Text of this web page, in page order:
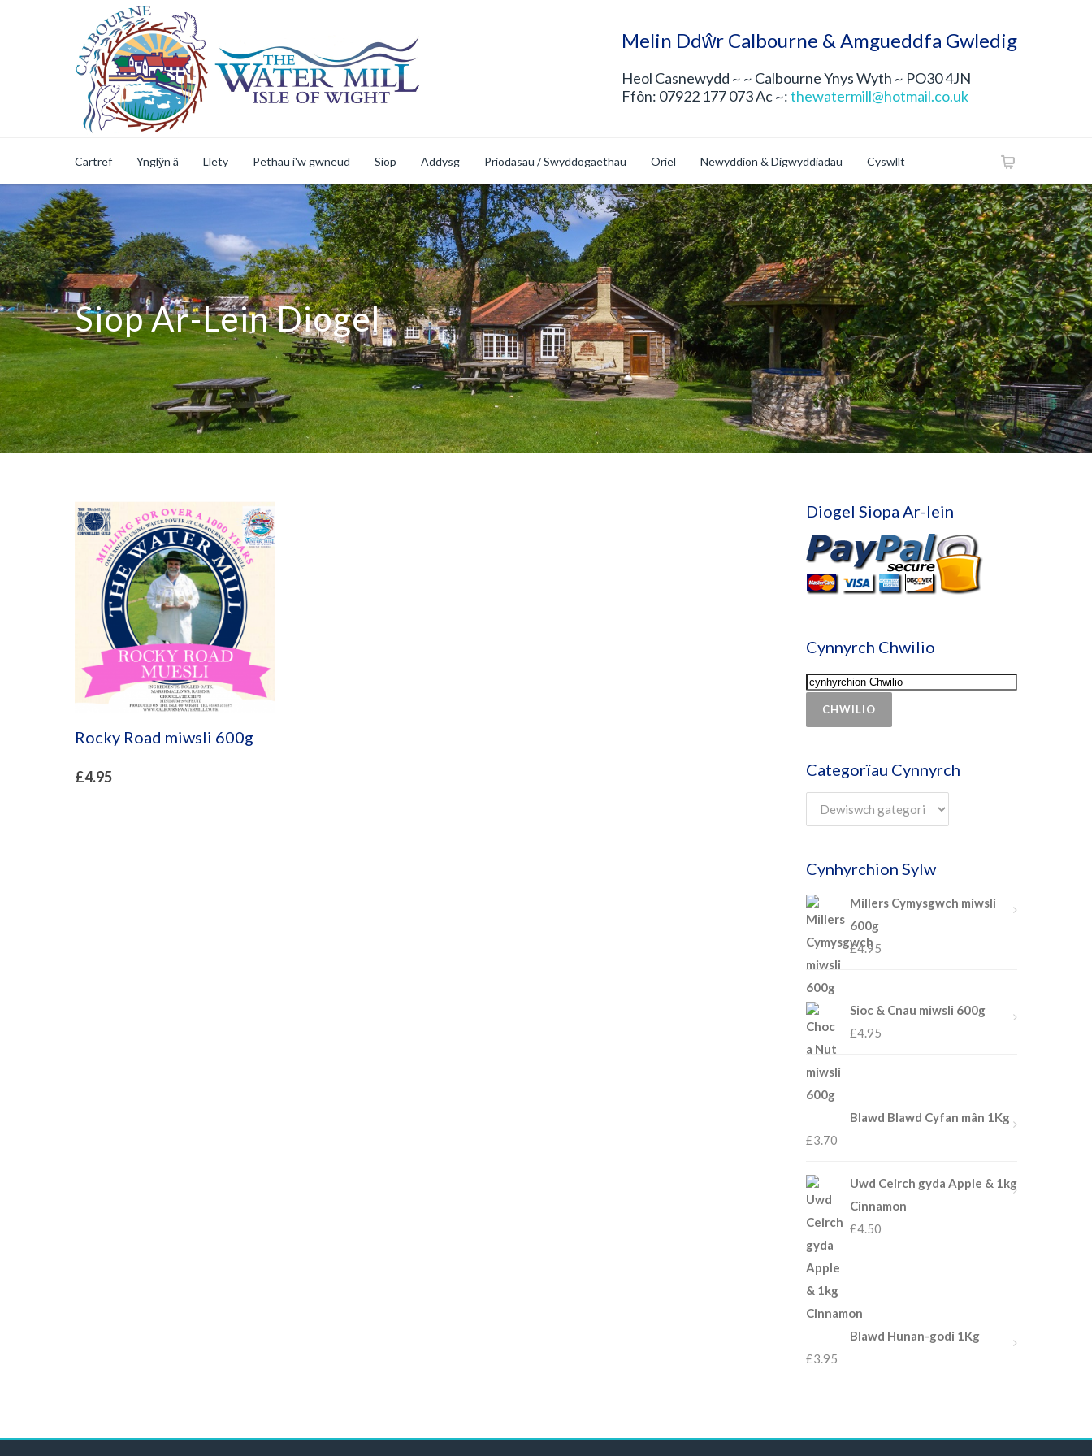
Melin Ddŵr Calbourne & Amgueddfa Gwledig
Heol Casnewydd ~ ~ Calbourne Ynys Wyth ~ PO30 4JN
Ffôn: 07922 177 073 Ac ~:thewatermill@hotmail.co.uk
Cartref Ynglŷn â Llety Pethau i'w gwneud Siop Addysg Priodasau / Swyddogaethau Oriel Newyddion & Digwyddiadau Cyswllt
Siop Ar-Lein Diogel
Rocky Road miwsli 600g
£4.95
Diogel Siopa Ar-lein
Cynnyrch Chwilio
CHWILIO
Categorïau Cynnyrch
Cynhyrchion Sylw
Millers Cymysgwch miwsli
600g
£4.95
Sioc & Cnau miwsli 600g
£4.95
Blawd Blawd Cyfan mân 1Kg
£3.70
Uwd Ceirch gyda Apple & 1kg
Cinnamon
£4.50
Blawd Hunan-godi 1Kg
£3.95